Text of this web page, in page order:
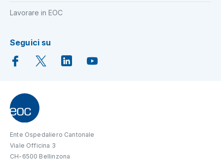
Lavorare in EOC
Seguici su
Ente Ospedaliero Cantonale
Viale Officina 3
CH-6500 Bellinzona